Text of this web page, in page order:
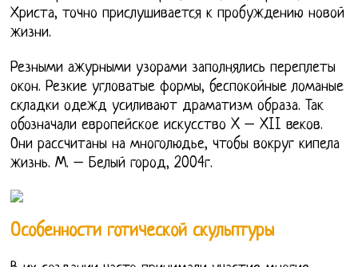
Христа, точно прислушивается к пробуждению новой
жизни.
Резными ажурными узорами заполнялись переплеты
окон. Резкие угловатые формы, беспокойные ломаные
складки одежд усиливают драматизм образа. Так
обозначали европейское искусство X – XII веков.
Они рассчитаны на многолюдье, чтобы вокруг кипела
жизнь. М. – Белый город, 2004г.
Особенности готической скульптуры